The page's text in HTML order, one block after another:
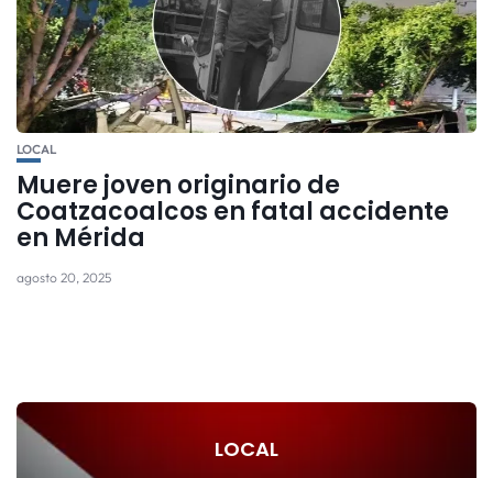
LOCAL
Muere joven originario de
Coatzacoalcos en fatal accidente
en Mérida
agosto 20, 2025
LOCAL